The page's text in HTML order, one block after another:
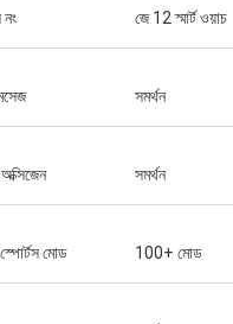
জে 12 স্মার্ট ওয়াচ
সমর্থন
সমর্থন
স্পোর্টস মোড 100+ মোড